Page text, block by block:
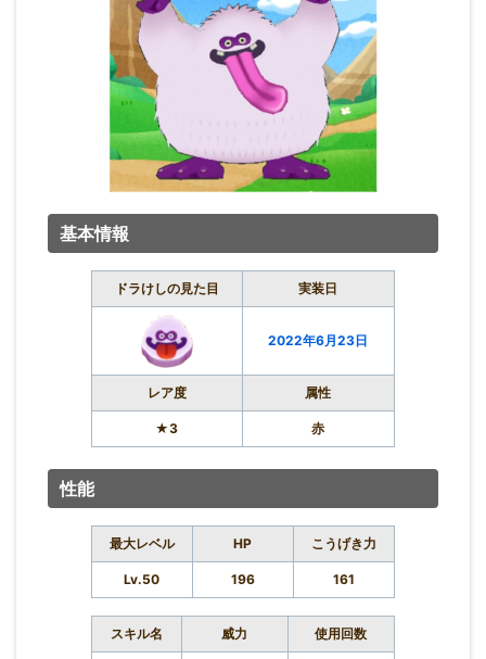
基本情報
ドラけしの見た目 実装日
2022年6月23日
レア度 属性
★3 赤
性能
最大レベル HP こうげき力
Lv.50 196 161
スキル名 威力 使用回数